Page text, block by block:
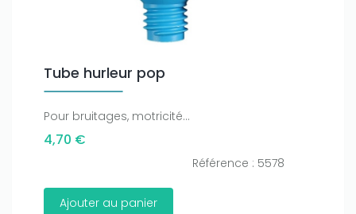
Tube hurleur pop
Pour bruitages, motricité...
4,70 €
Référence : 5578
Ajouter au panier